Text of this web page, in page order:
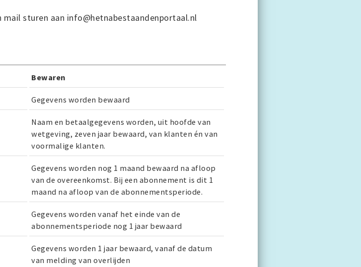
sturen aan info@hetnabestaandenportaal.nl
Bewaren
Gegevens worden bewaard
Naam en betaalgegevens worden, uit hoofde van
wetgeving, zeven jaar bewaard, van klanten én van
voormalige klanten.
Gegevens worden nog 1 maand bewaard na afloop
van de overeenkomst. Bij een abonnement is dit 1
maand na afloop van de abonnementsperiode.
Gegevens worden vanaf het einde van de
abonnementsperiode nog 1 jaar bewaard
Gegevens worden 1 jaar bewaard, vanaf de datum
van melding van overlijden